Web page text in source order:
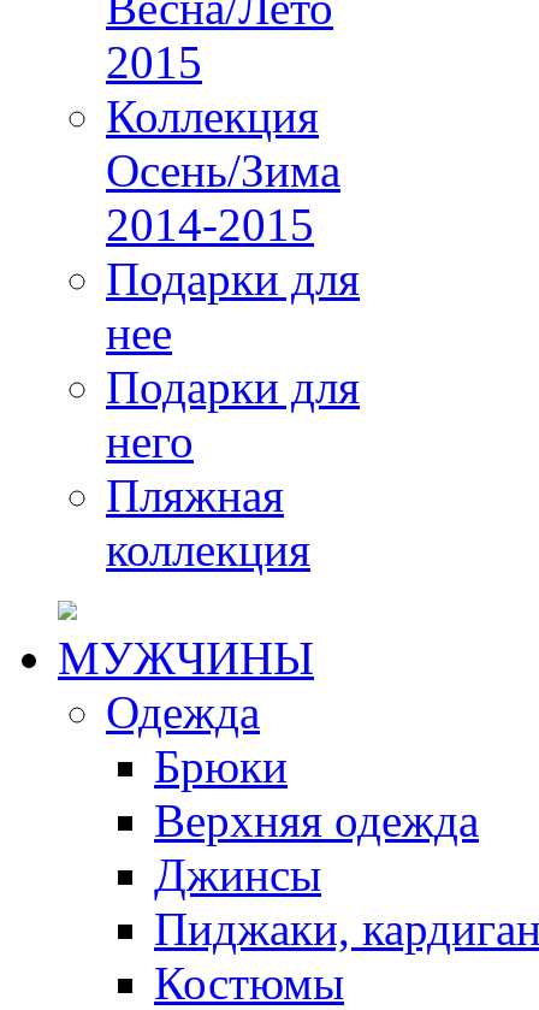
2015
Коллекция
Осень/Зима
2014-2015
Подарки для
нее
Подарки для
него
Пляжная
коллекция
МУЖЧИНЫ
Одежда
Брюки
Верхняя одежда
Джинсы
Пиджаки,
Костюмы